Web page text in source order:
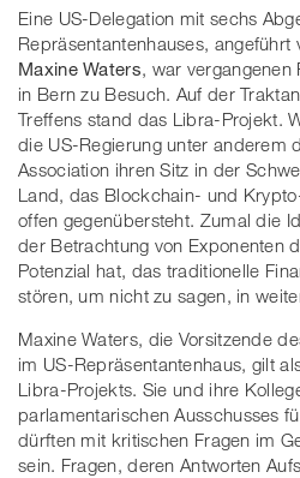
Eine US-Delegation mit sechs
Repräsentantenhauses,
Maxine Waters, war vergangenen
in Bern zu Besuch. Auf der
Treffens stand das Libra-Projekt.
die US-Regierung unter anderem
Association ihren Sitz in der
Land, das Blockchain- und
offen gegenübersteht. Zumal die
der Betrachtung von Exponenten
Potenzial hat, das traditionelle
stören, um nicht zu sagen, in
Maxine Waters, die Vorsitzende
im US-Repräsentantenhaus, gilt
Libra-Projekts. Sie und ihre
parlamentarischen Ausschusses
dürften mit kritischen Fragen im
sein. Fragen, deren Antworten